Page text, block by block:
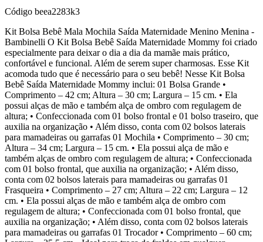
Código beea2283k3
Kit Bolsa Bebê Mala Mochila Saída Maternidade Menino Menina -
Bambinelli O Kit Bolsa Bebê Saída Maternidade Mommy foi criado
especialmente para deixar o dia a dia da mamãe mais prático,
confortável e funcional. Além de serem super charmosas. Esse Kit
acomoda tudo que é necessário para o seu bebê! Nesse Kit Bolsa
Bebê Saída Maternidade Mommy inclui: 01 Bolsa Grande •
Comprimento – 42 cm; Altura – 30 cm; Largura – 15 cm. • Ela
possui alças de mão e também alça de ombro com regulagem de
altura; • Confeccionada com 01 bolso frontal e 01 bolso traseiro, que
auxilia na organização • Além disso, conta com 02 bolsos laterais
para mamadeiras ou garrafas 01 Mochila • Comprimento – 30 cm;
Altura – 34 cm; Largura – 15 cm. • Ela possui alça de mão e
também alças de ombro com regulagem de altura; • Confeccionada
com 01 bolso frontal, que auxilia na organização; • Além disso,
conta com 02 bolsos laterais para mamadeiras ou garrafas 01
Frasqueira • Comprimento – 27 cm; Altura – 22 cm; Largura – 12
cm. • Ela possui alças de mão e também alça de ombro com
regulagem de altura; • Confeccionada com 01 bolso frontal, que
auxilia na organização; • Além disso, conta com 02 bolsos laterais
para mamadeiras ou garrafas 01 Trocador • Comprimento – 60 cm;